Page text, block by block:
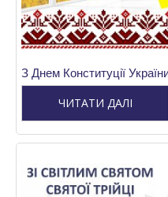
З Днем Конституції
ЧИТАТИ ДАЛІ